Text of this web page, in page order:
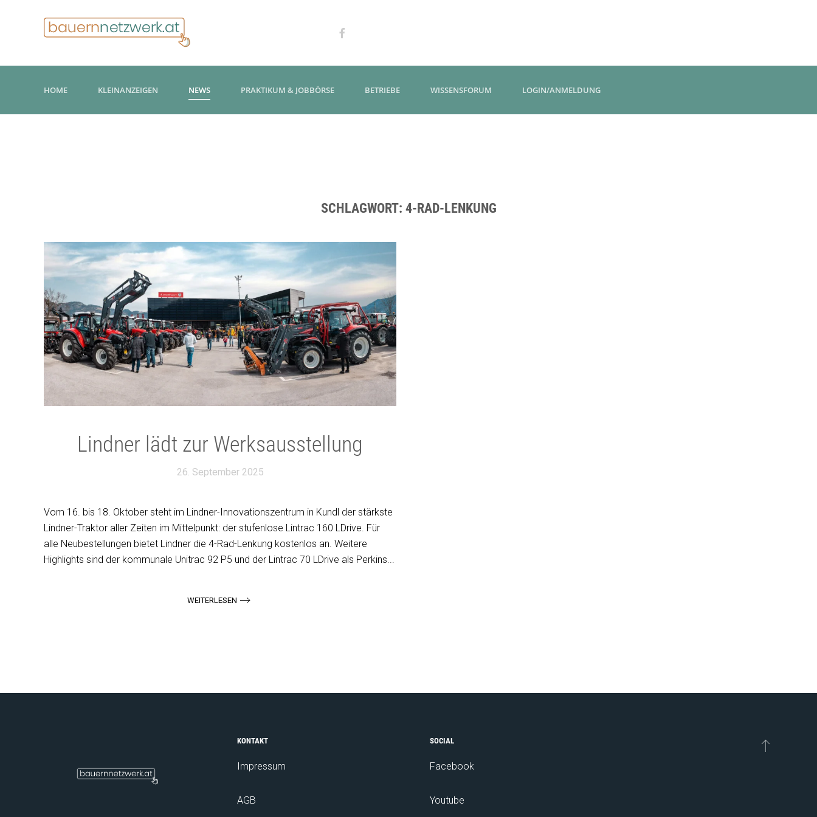
HOME KLEINANZEIGEN NEWS PRAKTIKUM & JOBBÖRSE BETRIEBE WISSENSFORUM LOGIN/ANMELDUNG
SCHLAGWORT: 4-RAD-LENKUNG
Lindner lädt zur Werksausstellung
26. September 2025
Vom 16. bis 18. Oktober steht im Lindner-Innovationszentrum in Kundl der stärkste
Lindner-Traktor aller Zeiten im Mittelpunkt: der stufenlose Lintrac 160 LDrive. Für
alle Neubestellungen bietet Lindner die 4-Rad-Lenkung kostenlos an. Weitere
Highlights sind der kommunale Unitrac 92 P5 und der Lintrac 70 LDrive als Perkins...
WEITERLESEN
KONTAKT
Impressum
AGB
SOCIAL
Facebook
Youtube